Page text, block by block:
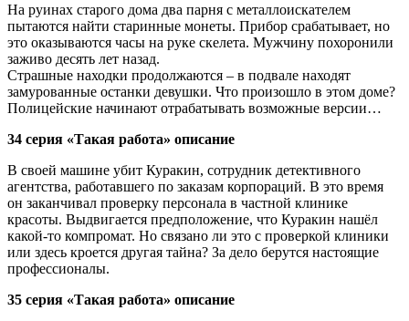
На руинах старого дома два парня с металлоискателем
пытаются найти старинные монеты. Прибор срабатывает, но
это оказываются часы на руке скелета. Мужчину похоронили
заживо десять лет назад.
Страшные находки продолжаются – в подвале находят
замурованные останки девушки. Что произошло в этом доме?
Полицейские начинают отрабатывать возможные версии…
34 серия «Такая работа» описание
В своей машине убит Куракин, сотрудник детективного
агентства, работавшего по заказам корпораций. В это время
он заканчивал проверку персонала в частной клинике
красоты. Выдвигается предположение, что Куракин нашёл
какой-то компромат. Но связано ли это с проверкой клиники
или здесь кроется другая тайна? За дело берутся настоящие
профессионалы.
35 серия «Такая работа» описание